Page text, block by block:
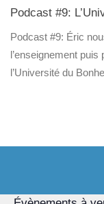
Podcast #9:
Podcast #9: Éric
l’enseignement
l’Université du